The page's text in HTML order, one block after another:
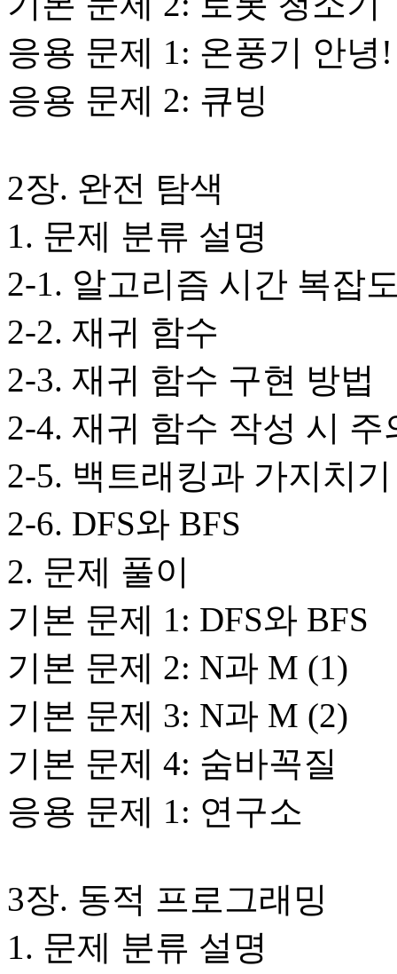
응용 문제 1: 온풍기 안녕!
응용 문제 2: 큐빙
2장. 완전 탐색
1. 문제 분류 설명
2-1. 알고리즘 시간 복잡
2-2. 재귀 함수
2-3. 재귀 함수 구현 방법
2-4. 재귀 함수 작성 시 주
2-5. 백트래킹과 가지치기
2-6. DFS와 BFS
2. 문제 풀이
기본 문제 1: DFS와 BFS
기본 문제 2: N과 M (1)
기본 문제 3: N과 M (2)
기본 문제 4: 숨바꼭질
응용 문제 1: 연구소
3장. 동적 프로그래밍
1. 문제 분류 설명